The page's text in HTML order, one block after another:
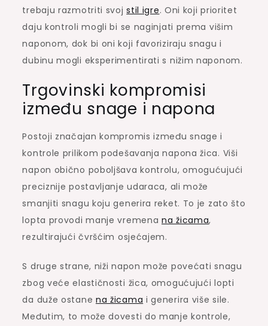
trebaju razmotriti svojstil igre. Oni koji prioritet
daju kontroli mogli bi se naginjati prema višim
naponom, dok bi oni koji favoriziraju snagu i
dubinu mogli eksperimentirati s nižim naponom.
Trgovinski kompromisi
između snage i napona
Postoji značajan kompromis između snage i
kontrole prilikom podešavanja napona žica. Viši
napon obično poboljšava kontrolu, omogućujući
preciznije postavljanje udaraca, ali može
smanjiti snagu koju generira reket. To je zato što
lopta provodi manje vremenana žicama,
rezultirajući čvršćim osjećajem.
S druge strane, niži napon može povećati snagu
zbog veće elastičnosti žica, omogućujući lopti
da duže ostane na žicama i generira više sile.
Međutim, to može dovesti do manje kontrole,